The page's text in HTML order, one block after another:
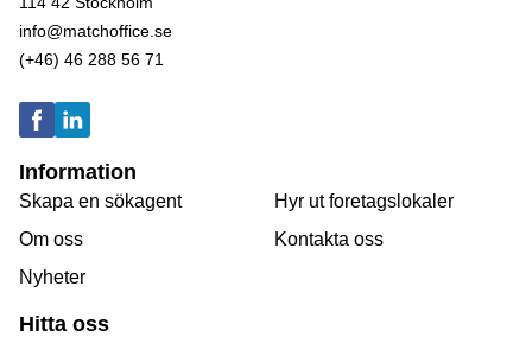
info@matchoffice.se
(+46) 46 288 56 71
Information
Skapa en sökagent
Om oss
Nyheter
Hyr ut foretagslokaler
Kontakta oss
Hitta oss